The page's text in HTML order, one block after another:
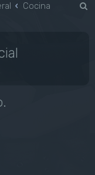
Cocina